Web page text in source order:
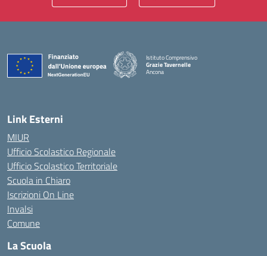
Istituto Comprensivo
Grazie Tavernelle
Ancona
Link Esterni
MIUR
Ufficio Scolastico Regionale
Ufficio Scolastico Territoriale
Scuola in Chiaro
Iscrizioni On Line
Invalsi
Comune
La Scuola